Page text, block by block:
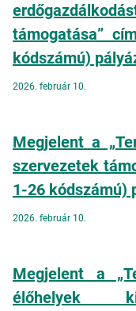
támogatása”
kódszámú)
2026. február 10.
Megjelent a
szervezetek
1-26 kódszámú)
2026. február 10.
Megjelent a
élőhelyek